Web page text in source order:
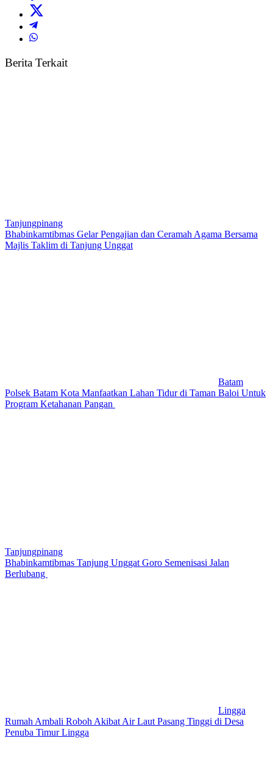
Berita Terkait
Tanjungpinang
Bhabinkamtibmas Gelar Pengajian dan Ceramah Agama Bersama
Majlis Taklim di Tanjung Unggat
Batam
Polsek Batam Kota Manfaatkan Lahan Tidur di Taman Baloi Untuk
Program Ketahanan Pangan
Tanjungpinang
Bhabinkamtibmas Tanjung Unggat Goro Semenisasi Jalan
Berlubang
Lingga
Rumah Ambali Roboh Akibat Air Laut Pasang Tinggi di Desa
Penuba Timur Lingga